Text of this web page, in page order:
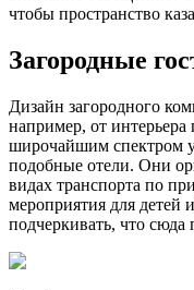
чтобы пространство
Загородные
Дизайн загородного
например, от
широчайшим спектром
подобные отели. Они
видах транспорта по
мероприятия для детей
подчеркивать, что